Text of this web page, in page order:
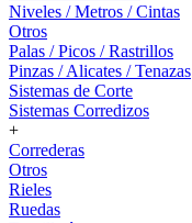
Niveles / Metros / Cintas
Otros
Palas / Picos / Rastrillos
Pinzas / Alicates / Tenazas
Sistemas de Corte
Sistemas Corredizos
+
Correderas
Otros
Rieles
Ruedas